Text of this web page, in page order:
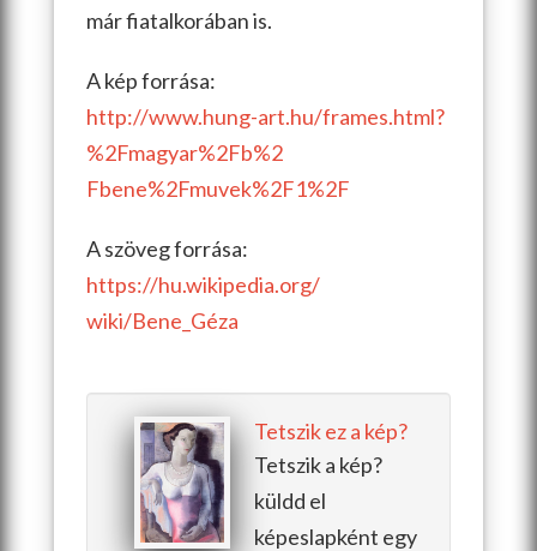
már fiatalkorában is.
A kép forrása:
http://www.hung-art.hu/frames.html?
%2Fmagyar%2Fb%2
Fbene%2Fmuvek%2F1%2F
A szöveg forrása:
https://hu.wikipedia.org/
wiki/Bene_Géza
Tetszik ez a kép?
Tetszik a kép?
küldd el
képeslapként egy